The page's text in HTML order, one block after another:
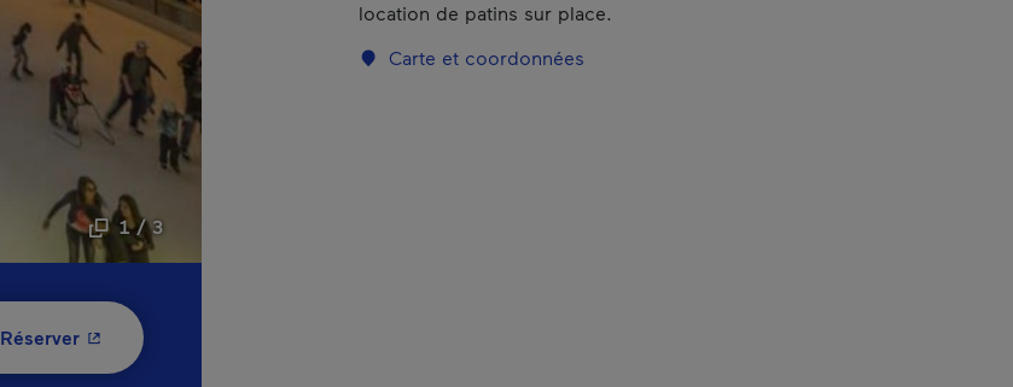
1 / 3
Réserver- Cet hyperlien s'ouvrira dans une nouvelle fenêtre.
location de patins sur place.
Carte et coordonnées